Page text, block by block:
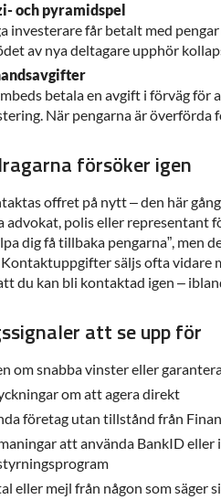
och pyramidspel
investerare får betalt med
av nya deltagare upphör
betala en avgift i förväg för
När pengarna är överförda
försöker igen
offret på nytt – den här
advokat, polis eller representant
dig få tillbaka pengarna”, men
säljs ofta vidare
du kan bli kontaktad igen –
att se upp för
om snabba vinster eller
om att agera direkt
företag utan tillstånd från
att använda BankID eller
eller mejl från någon som säger